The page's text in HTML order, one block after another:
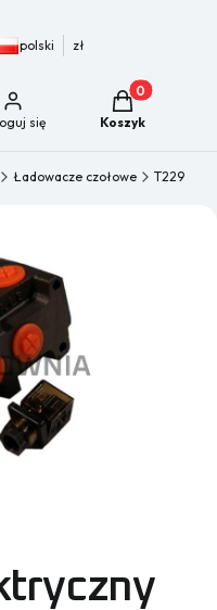
polski zł
się
Produkty w
Koszyk
Ładowacze czołowe T229